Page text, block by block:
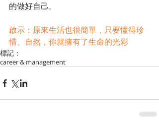
的做好自己。
啟示：原來生活也很簡單，只要懂得珍
惜、自然，你就擁有了生命的光彩
標記：
career & management